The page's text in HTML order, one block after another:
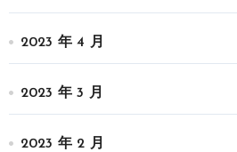
2023 年 4 月
2023 年 3 月
2023 年 2 月